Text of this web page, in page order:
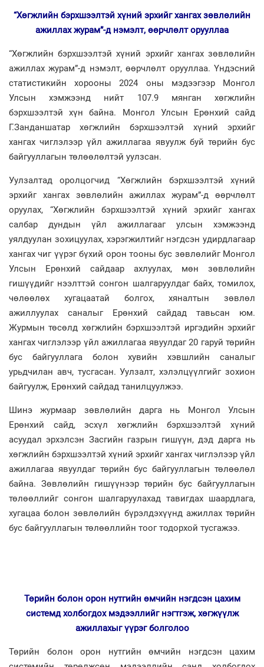
“Хөгжлийн бэрхшээлтэй хүний эрхийг хангах зөвлөлийн
ажиллах журам”-д нэмэлт, өөрчлөлт орууллаа
“Хөгжлийн бэрхшээлтэй хүний эрхийг хангах зөвлөлийн
ажиллах журам”-д нэмэлт, өөрчлөлт орууллаа. Үндэсний
статистикийн хорооны 2024 оны мэдээгээр Монгол
Улсын хэмжээнд нийт 107.9 мянган хөгжлийн
бэрхшээлтэй хүн байна. Монгол Улсын Ерөнхий сайд
Г.Занданшатар хөгжлийн бэрхшээлтэй хүний эрхийг
хангах чиглэлээр үйл ажиллагаа явуулж буй төрийн бус
байгууллагын төлөөлөлтэй уулзсан.
Уулзалтад оролцогчид “Хөгжлийн бэрхшээлтэй хүний
эрхийг хангах зөвлөлийн ажиллах журам”-д өөрчлөлт
оруулах, “Хөгжлийн бэрхшээлтэй хүний эрхийг хангах
салбар дундын үйл ажиллагааг улсын хэмжээнд
уялдуулан зохицуулах, хэрэгжилтийг нэгдсэн удирдлагаар
хангах чиг үүрэг бүхий орон тооны бус зөвлөлийг Монгол
Улсын Ерөнхий сайдаар ахлуулах, мөн зөвлөлийн
гишүүдийг нээлттэй сонгон шалгаруулдаг байх, томилох,
чөлөөлөх хугацаатай болгох, хяналтын зөвлөл
ажиллуулах саналыг Ерөнхий сайдад тавьсан юм.
Журмын төсөлд хөгжлийн бэрхшээлтэй иргэдийн эрхийг
хангах чиглэлээр үйл ажиллагаа явуулдаг 20 гаруй төрийн
бус байгууллага болон хувийн хэвшлийн саналыг
урьдчилан авч, тусгасан. Уулзалт, хэлэлцүүлгийг зохион
байгуулж, Ерөнхий сайдад танилцуулжээ.
Шинэ журмаар зөвлөлийн дарга нь Монгол Улсын
Ерөнхий сайд, эсхүл хөгжлийн бэрхшээлтэй хүний
асуудал эрхэлсэн Засгийн газрын гишүүн, дэд дарга нь
хөгжлийн бэрхшээлтэй хүний эрхийг хангах чиглэлээр үйл
ажиллагаа явуулдаг төрийн бус байгууллагын төлөөлөл
байна. Зөвлөлийн гишүүнээр төрийн бус байгууллагын
төлөөллийг сонгон шалгаруулахад тавигдах шаардлага,
хугацаа болон зөвлөлийн бүрэлдэхүүнд ажиллах төрийн
бус байгууллагын төлөөллийн тоог тодорхой тусгажээ.
Төрийн болон орон нутгийн өмчийн нэгдсэн цахим
системд холбогдох мэдээллийг нэгтгэж, хөгжүүлж
ажиллахыг үүрэг болголоо
Төрийн болон орон нутгийн өмчийн нэгдсэн цахим